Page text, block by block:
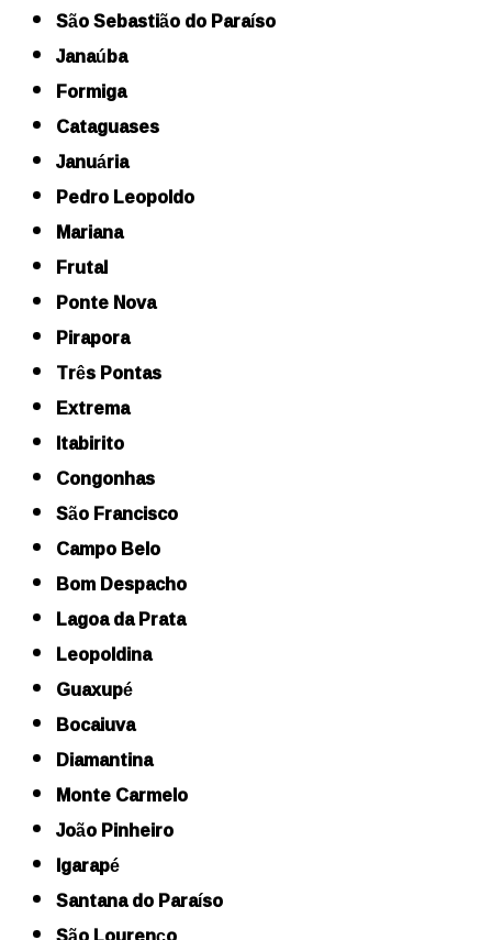
São Sebastião do Paraíso
Janaúba
Formiga
Cataguases
Januária
Pedro Leopoldo
Mariana
Frutal
Ponte Nova
Pirapora
Três Pontas
Extrema
Itabirito
Congonhas
São Francisco
Campo Belo
Bom Despacho
Lagoa da Prata
Leopoldina
Guaxupé
Bocaiuva
Diamantina
Monte Carmelo
João Pinheiro
Igarapé
Santana do Paraíso